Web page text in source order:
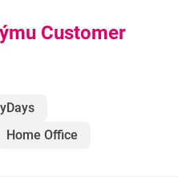
Customer
Home Office